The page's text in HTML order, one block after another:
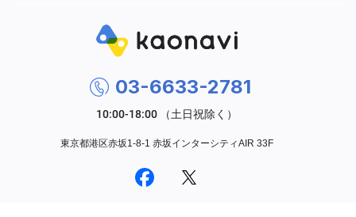
03-6633-2781
東京都港区赤坂1-8-1 赤坂インターシティAIR 33F